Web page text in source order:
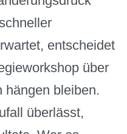
entscheidet
über
hängen bleiben.
überlässt,